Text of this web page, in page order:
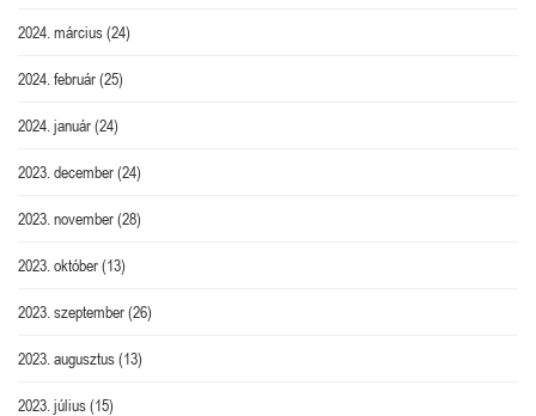
2024. március(24)
2024. február(25)
2024. január(24)
2023. december(24)
2023. november(28)
2023. október(13)
2023. szeptember(26)
2023. augusztus(13)
2023. július(15)